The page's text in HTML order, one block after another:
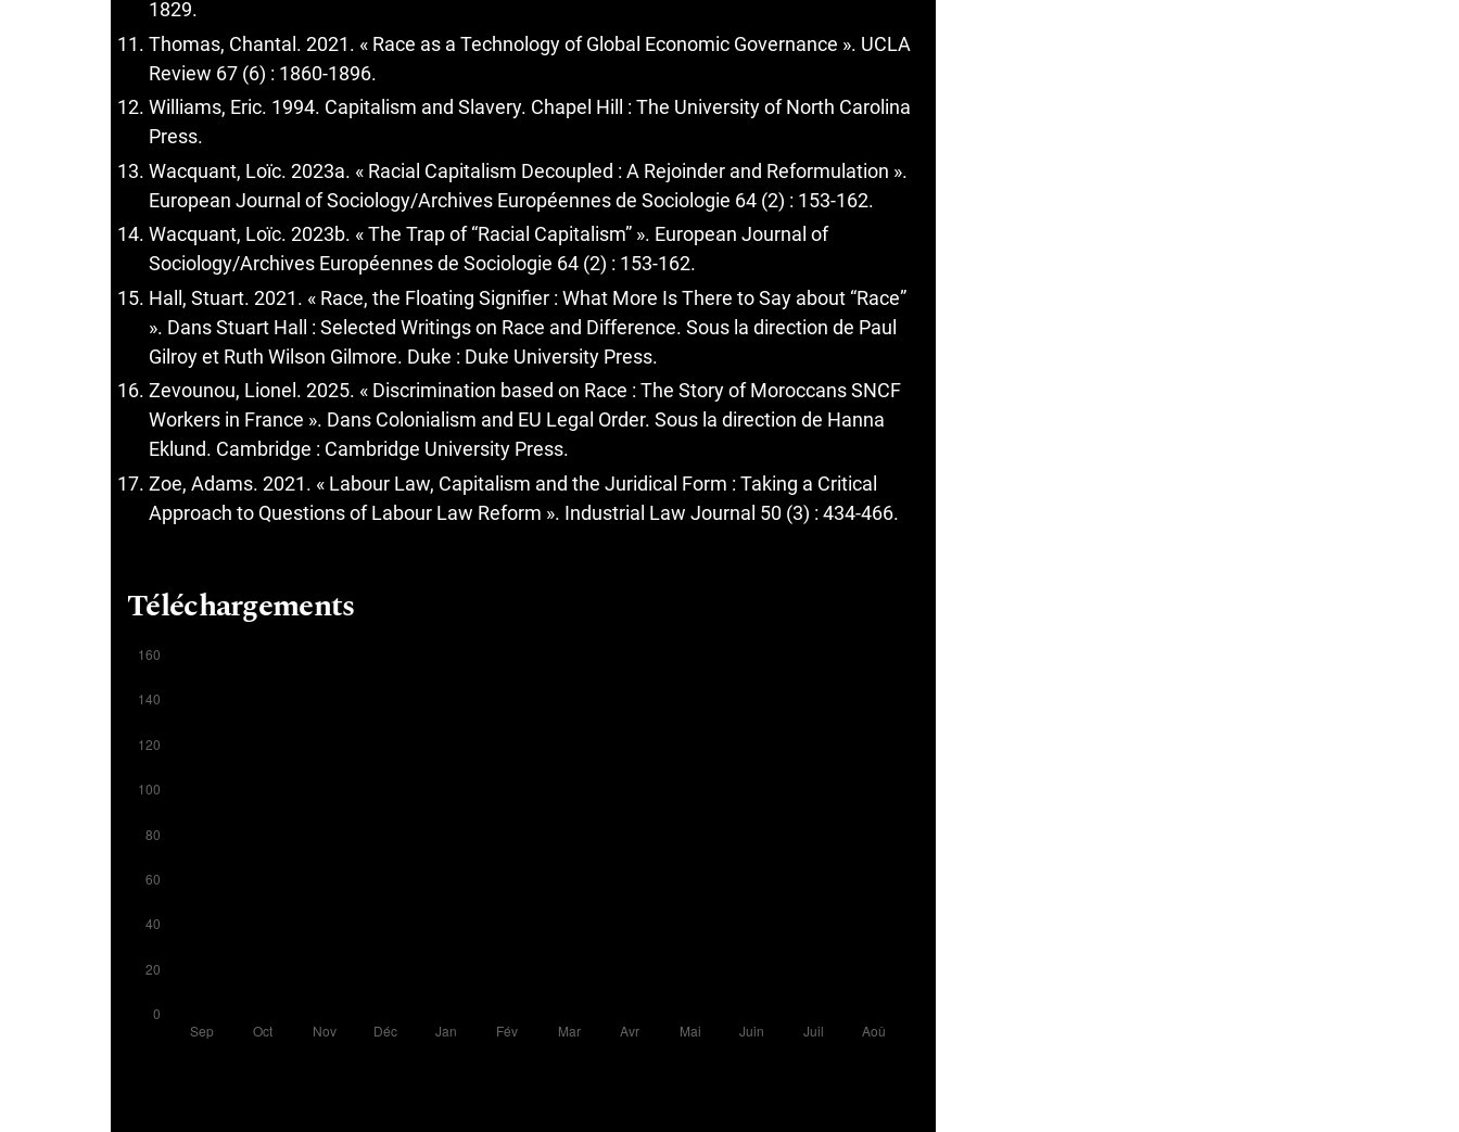
1829.
Thomas, Chantal. 2021. « Race as a Technology of Global Economic Governance ». UCLA
Review 67 (6) : 1860-1896.
Williams, Eric. 1994. Capitalism and Slavery. Chapel Hill : The University of North Carolina
Press.
Wacquant, Loïc. 2023a. « Racial Capitalism Decoupled : A Rejoinder and Reformulation ».
European Journal of Sociology/Archives Européennes de Sociologie 64 (2) : 153-162.
Wacquant, Loïc. 2023b. « The Trap of “Racial Capitalism” ». European Journal of
Sociology/Archives Européennes de Sociologie 64 (2) : 153-162.
Hall, Stuart. 2021. « Race, the Floating Signifier : What More Is There to Say about “Race”
». Dans Stuart Hall : Selected Writings on Race and Difference. Sous la direction de Paul
Gilroy et Ruth Wilson Gilmore. Duke : Duke University Press.
Zevounou, Lionel. 2025. « Discrimination based on Race : The Story of Moroccans SNCF
Workers in France ». Dans Colonialism and EU Legal Order. Sous la direction de Hanna
Eklund. Cambridge : Cambridge University Press.
Zoe, Adams. 2021. « Labour Law, Capitalism and the Juridical Form : Taking a Critical
Approach to Questions of Labour Law Reform ». Industrial Law Journal 50 (3) : 434-466.
Téléchargements